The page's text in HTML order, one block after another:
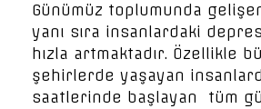
Günümüz toplumunda
yanı sıra insanlardaki
hızla artmaktadır. Özellikle
şehirlerde yaşayan
saatlerinde başlayan tüm